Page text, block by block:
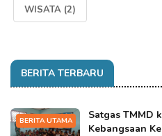
WISATA (2)
BERITA TERBARU
BERITA UTAMA
Satgas TMMD
Kebangsaan